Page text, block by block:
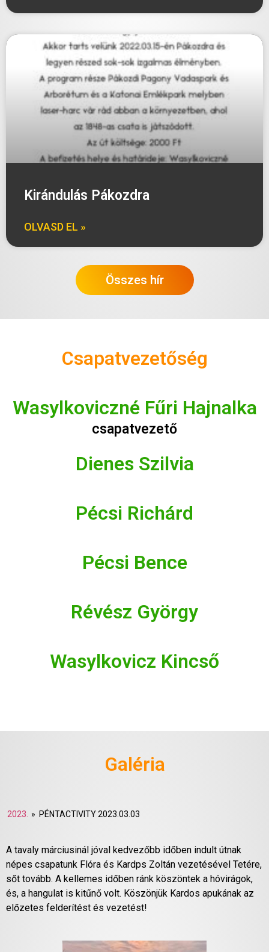
Kirándulás Pákozdra
OLVASD EL »
Összes hír
Csapatvezetőség
Wasylkoviczné Fűri Hajnalka
csapatvezető
Dienes Szilvia
Pécsi Richárd
Pécsi Bence
Révész György
Wasylkovicz Kincső
Galéria
2023. » PÉNTACTIVITY 2023.03.03
A tavaly márciusinál jóval kedvezőbb időben indult útnak
népes csapatunk Flóra és Kardps Zoltán vezetésével Tetére,
sőt tovább. A kellemes időben ránk köszöntek a hóvirágok,
és, a hangulat is kitűnő volt. Köszönjük Kardos apukának az
előzetes felderítést és vezetést!